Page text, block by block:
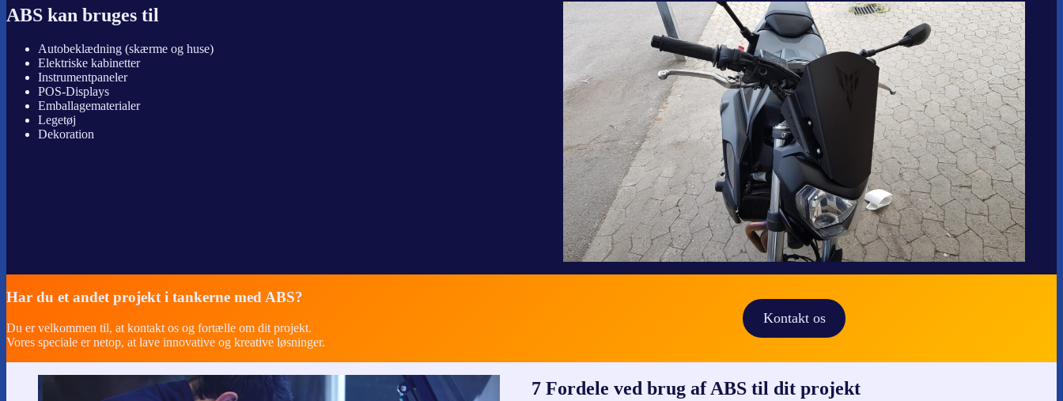
ABS kan bruges til
Autobeklædning (skærme og huse)
Elektriske kabinetter
Instrumentpaneler
POS-Displays
Emballagematerialer
Legetøj
Dekoration
Har du et andet projekt i tankerne med ABS?
Du er velkommen til, at kontakt os og fortælle om dit projekt.
Vores speciale er netop, at lave innovative og kreative løsninger.
Kontakt os
7 Fordele ved brug af ABS til dit projekt